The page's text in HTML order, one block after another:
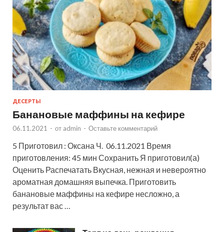
ДЕСЕРТЫ
Банановые маффины на кефире
06.11.2021 - от admin - Оставьте комментарий
5 Приготовил : Оксана Ч. 06.11.2021 Время
приготовления: 45 мин Сохранить Я приготовил(а)
Оценить Распечатать Вкусная, нежная и невероятно
ароматная домашняя выпечка. Приготовить
банановые маффины на кефире несложно, а
результат вас …